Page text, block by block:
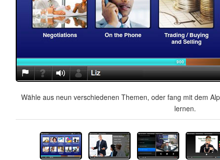
Wähle aus neun verschiedenen Themen, oder fang mit dem
lernen.